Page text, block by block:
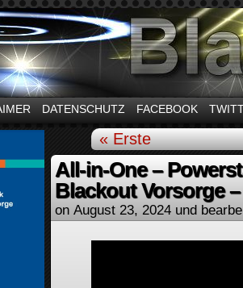
und Infos zum Thema Stromausfall
DATENSCHUTZ FACEBOOK
« Erste
All-in-One –
Blackout Vorsorge
on August 23, 2024 und